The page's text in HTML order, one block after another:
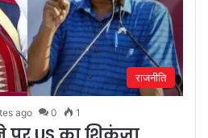
राजनीति
ago 0 1